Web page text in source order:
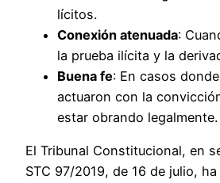
lícitos.
Conexión atenuada:
la prueba ilícita y la
Buena fe: En casos
actuaron con la
estar obrando legalmente.
El Tribunal Constitucional, en
STC 97/2019, de 16 de julio,